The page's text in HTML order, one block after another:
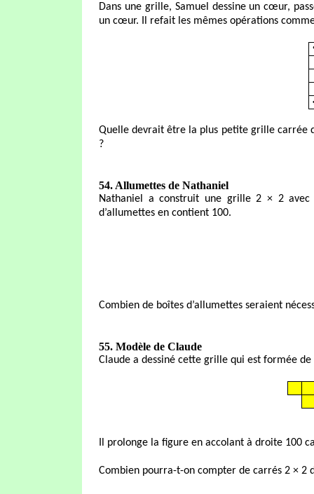
Dans une grille, Samuel dessine un cœur,
un cœur. Il refait les mêmes opérations
Quelle devrait être la plus petite grille carrée
?
54. Allumettes de Nathaniel
Nathaniel a construit une grille 2 × 2
d’allumettes en contient 100.
Combien de boîtes d’allumettes seraient
55. Modèle de Claude
Claude a dessiné cette grille qui est formée
Il prolonge la figure en accolant à droite 100
Combien pourra-t-on compter de carrés 2 × 2